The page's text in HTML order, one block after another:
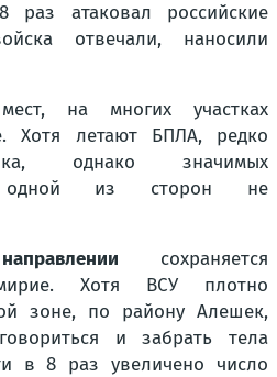
раз атаковал российские
отвечали, наносили
на многих участках
Хотя летают БПЛА, редко
однако значимых
одной из сторон не
сохраняется
Хотя ВСУ плотно
зоне, по району Алешек,
и забрать тела
в 8 раз увеличено число